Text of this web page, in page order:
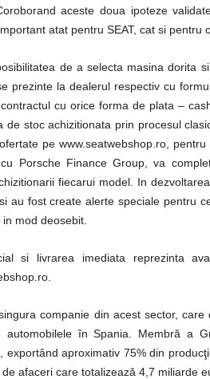
aceste doua ipoteze
atat pentru SEAT, cat si pentru
de a selecta masina dorita
prezinte la dealerul respectiv cu
cu orice forma de plata –
de stoc achizitionata prin procesul
pe www.seatwebshop.ro,
Porsche Finance Group, va
fiecarui model. In
au fost create alerte speciale pentru
mod deosebit.
si livrarea imediata reprezinta
companie din acest sector,
automobilele în Spania. Membră a
exportând aproximativ 75% din
afaceri care totalizează 4,7 miliarde